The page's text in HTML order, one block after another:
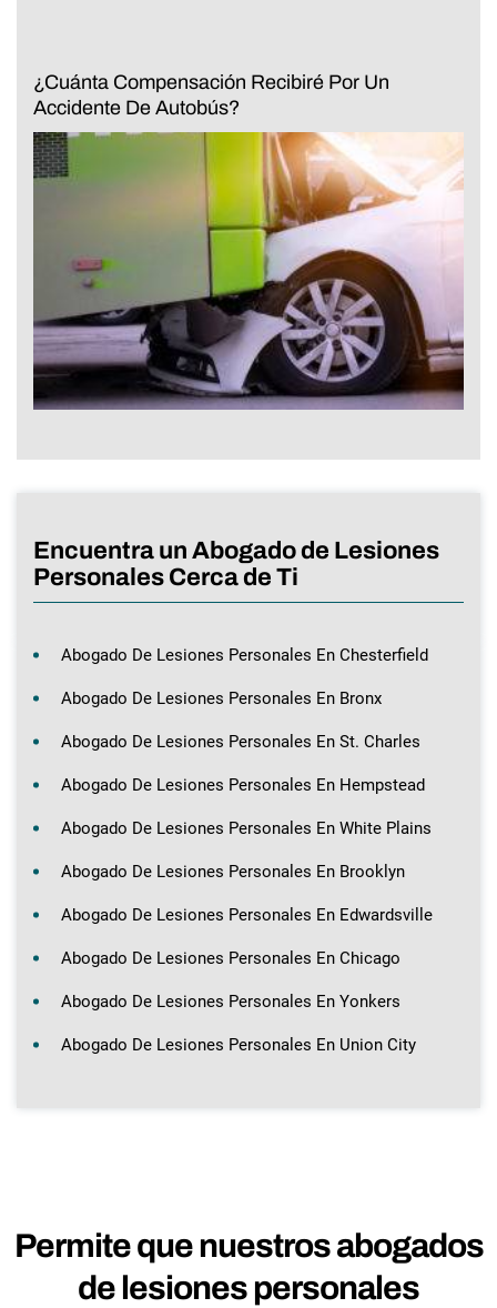
¿Cuánta Compensación Recibiré Por Un
Accidente De Autobús?
Encuentra un Abogado de Lesiones
Personales Cerca de Ti
Abogado De Lesiones Personales En Chesterfield
Abogado De Lesiones Personales En Bronx
Abogado De Lesiones Personales En St. Charles
Abogado De Lesiones Personales En Hempstead
Abogado De Lesiones Personales En White Plains
Abogado De Lesiones Personales En Brooklyn
Abogado De Lesiones Personales En Edwardsville
Abogado De Lesiones Personales En Chicago
Abogado De Lesiones Personales En Yonkers
Abogado De Lesiones Personales En Union City
Permite que nuestros abogados
de lesiones personales